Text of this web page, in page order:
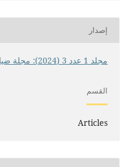
إصدار
مجلد 1 عدد 3 (2024): مجلة ضياء الفكر للبحوث والدراسات
القسم
Articles